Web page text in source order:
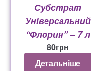
Субстрат
Універсальний
“Флорин” – 7 л
80грн
Детальніше